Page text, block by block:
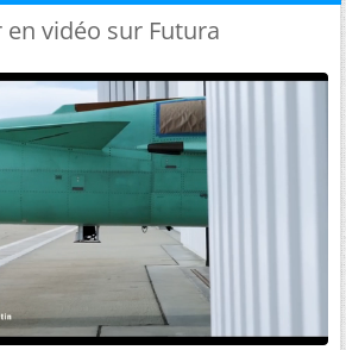
en vidéo sur Futura